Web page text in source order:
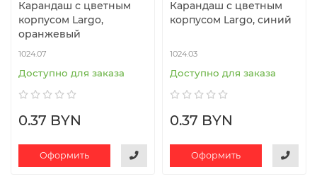
Карандаш с цветным
корпусом Largo,
оранжевый
1024.07
Доступно для заказа
0.37 BYN
Оформить
Карандаш с цветным
корпусом Largo, синий
1024.03
Доступно для заказа
0.37 BYN
Оформить